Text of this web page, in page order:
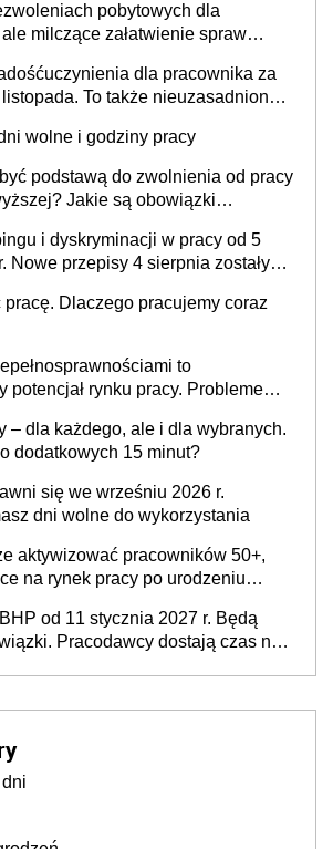
pobytowych dla
milczące załatwienie spraw
dla pracownika za
To także nieuzasadniona
wolne i godziny pracy
podstawą do zwolnienia od pracy
Jakie są obowiązki
i dyskryminacji w pracy od 5
Nowe przepisy 4 sierpnia zostały
pracę. Dlaczego pracujemy coraz
to
potencjał rynku pracy. Problemem
po stronie systemu i
[WYWIAD]
– dla każdego, ale i dla wybranych.
dodatkowych 15 minut?
się we wrześniu 2026 r.
dni wolne do wykorzystania
aktywizować pracowników 50+,
na rynek pracy po urodzeniu
Fundusz na rzecz
Zatrudnianiu?
od 11 stycznia 2027 r. Będą
Pracodawcy dostają czas na